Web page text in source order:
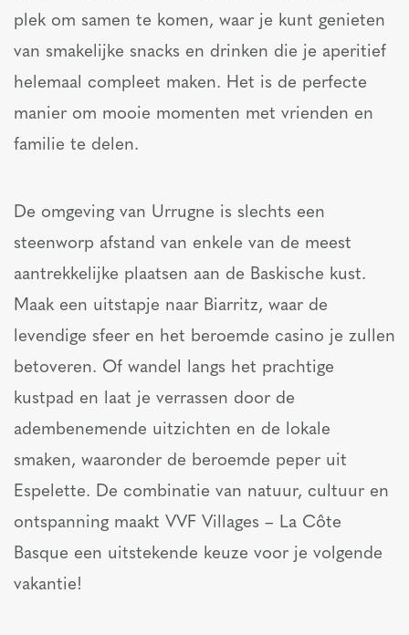
plek om samen te komen, waar je kunt genieten
van smakelijke snacks en drinken die je aperitief
helemaal compleet maken. Het is de perfecte
manier om mooie momenten met vrienden en
familie te delen.
De omgeving van Urrugne is slechts een
steenworp afstand van enkele van de meest
aantrekkelijke plaatsen aan de Baskische kust.
Maak een uitstapje naar Biarritz, waar de
levendige sfeer en het beroemde casino je zullen
betoveren. Of wandel langs het prachtige
kustpad en laat je verrassen door de
adembenemende uitzichten en de lokale
smaken, waaronder de beroemde peper uit
Espelette. De combinatie van natuur, cultuur en
ontspanning maakt VVF Villages – La Côte
Basque een uitstekende keuze voor je volgende
vakantie!